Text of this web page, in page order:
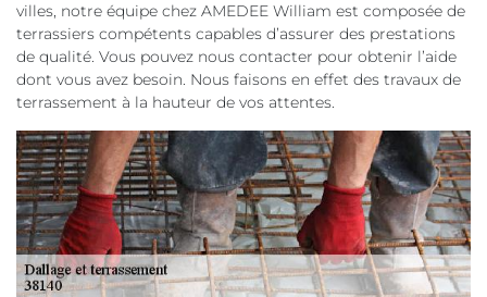
villes, notre équipe chez AMEDEE William est composée de
terrassiers compétents capables d’assurer des prestations
de qualité. Vous pouvez nous contacter pour obtenir l’aide
dont vous avez besoin. Nous faisons en effet des travaux de
terrassement à la hauteur de vos attentes.